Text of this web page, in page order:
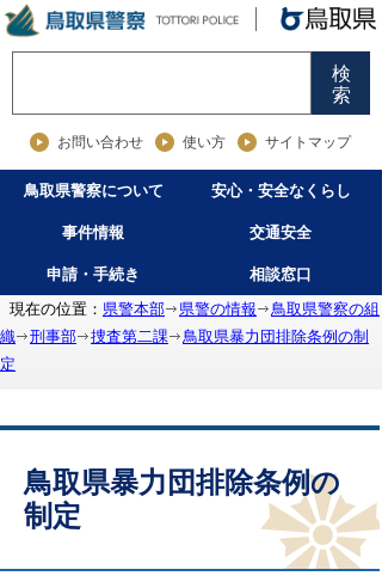
検
索
お問い合わせ 使い方 サイトマップ
鳥取県警察について 安心・安全なくらし
事件情報 交通安全
申請・手続き
相談窓口
現在の位置： 県警本部 県警の情報
鳥取県警察の組
織
刑事部 捜査第二課
鳥取県暴力団排除条例の制
定
鳥取県暴力団排除条例の
制定